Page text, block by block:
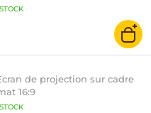
STOCK
de projection sur cadre
16:9
STOCK